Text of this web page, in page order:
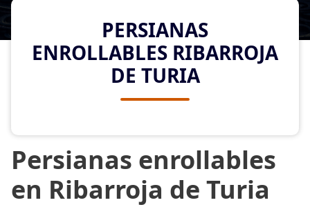
PERSIANAS
ENROLLABLES RIBARROJA
DE TURIA
Persianas enrollables
en Ribarroja de Turia